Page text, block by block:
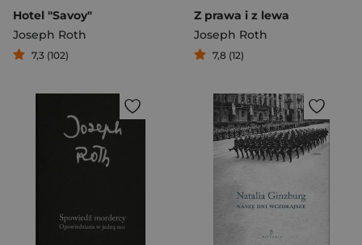
Hotel "Savoy"
Joseph Roth
7,3 (102)
Z prawa i z lewa
Joseph Roth
7,8 (12)